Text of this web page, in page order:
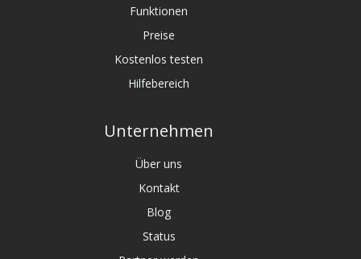
Funktionen
Preise
Kostenlos testen
Hilfebereich
Unternehmen
Über uns
Kontakt
Blog
Status